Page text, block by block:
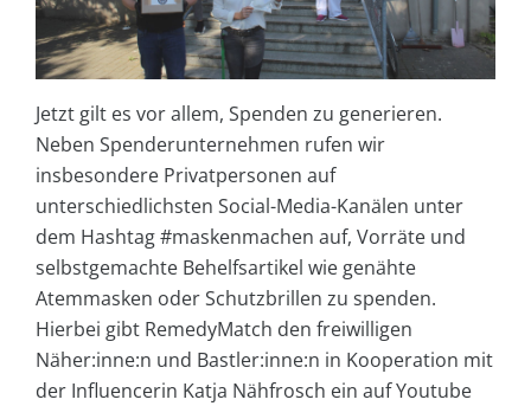
Jetzt gilt es vor allem, Spenden zu generieren.
Neben Spenderunternehmen rufen wir
insbesondere Privatpersonen auf
unterschiedlichsten Social-Media-Kanälen unter
dem Hashtag #maskenmachen auf, Vorräte und
selbstgemachte Behelfsartikel wie genähte
Atemmasken oder Schutzbrillen zu spenden.
Hierbei gibt RemedyMatch den freiwilligen
Näher:inne:n und Bastler:inne:n in Kooperation mit
der Influencerin Katja Nähfrosch ein auf Youtube